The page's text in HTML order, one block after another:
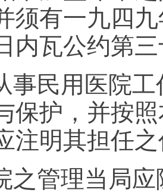
须有一九四
内瓦公约第
事民用医院
保护，并按
注明其担任
之管理当局